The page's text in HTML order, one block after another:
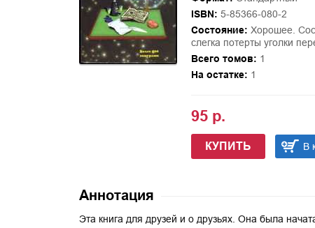
ISBN: 5-85366-080-2
Состояние: Хорошее.
слегка потерты уголки
Всего томов: 1
На остатке: 1
95 р.
КУПИТЬ В
Аннотация
Эта книга для друзей и о друзьях. Она была